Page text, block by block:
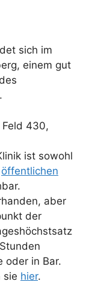
sich im
einem gut
Feld 430,
ist sowohl
öffentlichen
aber
der
oder in Bar.
sie hier.